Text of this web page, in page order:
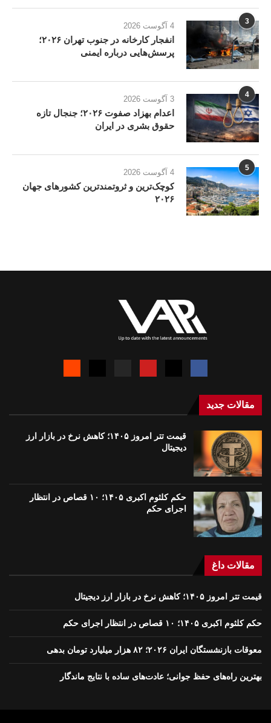
3 4 آگوست 2026
انفجار کارخانه در جنوب تهران ۲۰۲۶؛
پرسش‌هایی درباره ایمنی
4 3 آگوست 2026
اعدام بهزاد صفوت ۲۰۲۶؛ جنجال تازه
حقوق بشری در ایران
5 4 آگوست 2026
کوچک‌ترین و ثروتمندترین کشورهای جهان
۲۰۲۶
مقالات جدید
قیمت تتر امروز ۱۴۰۵؛ کاهش نرخ در بازار ارز
دیجیتال
حکم کلثوم اکبری ۱۴۰۵؛ ۱۰ قصاص در انتظار
اجرای حکم
مقالات داغ
قیمت تتر امروز ۱۴۰۵؛ کاهش نرخ در بازار ارز دیجیتال
حکم کلثوم اکبری ۱۴۰۵؛ ۱۰ قصاص در انتظار اجرای حکم
معوقات بازنشستگان ایران ۲۰۲۶؛ ۸۲ هزار میلیارد تومان بدهی
بهترین راه‌های حفظ جوانی؛ عادت‌های ساده با نتایج ماندگار